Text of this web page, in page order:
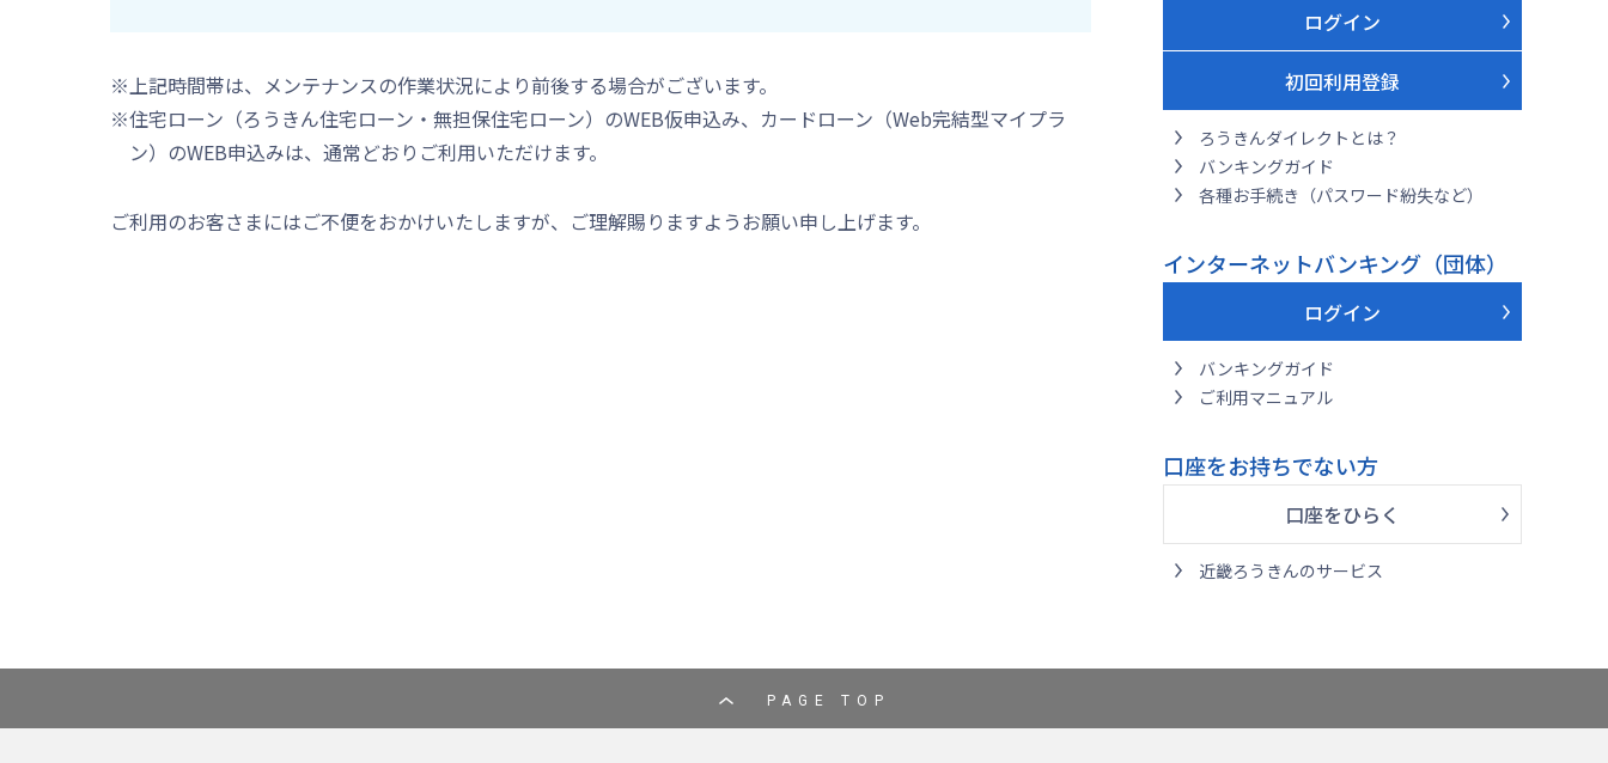
※上記時間帯は、メンテナンスの作業状況により前後する場合がございます。
※住宅ローン（ろうきん住宅ローン・無担保住宅ローン）のWEB仮申込み、カードローン（Web完結型マイプラ
ン）のWEB申込みは、通常どおりご利用いただけます。
ご利用のお客さまにはご不便をおかけいたしますが、ご理解賜りますようお願い申し上げます。
ログイン
初回利用登録
ろうきんダイレクトとは？
バンキングガイド
各種お手続き（パスワード紛失など）
インターネットバンキング（団体）
ログイン
バンキングガイド
ご利用マニュアル
口座をお持ちでない方
口座をひらく
近畿ろうきんのサービス
PAGE TOP